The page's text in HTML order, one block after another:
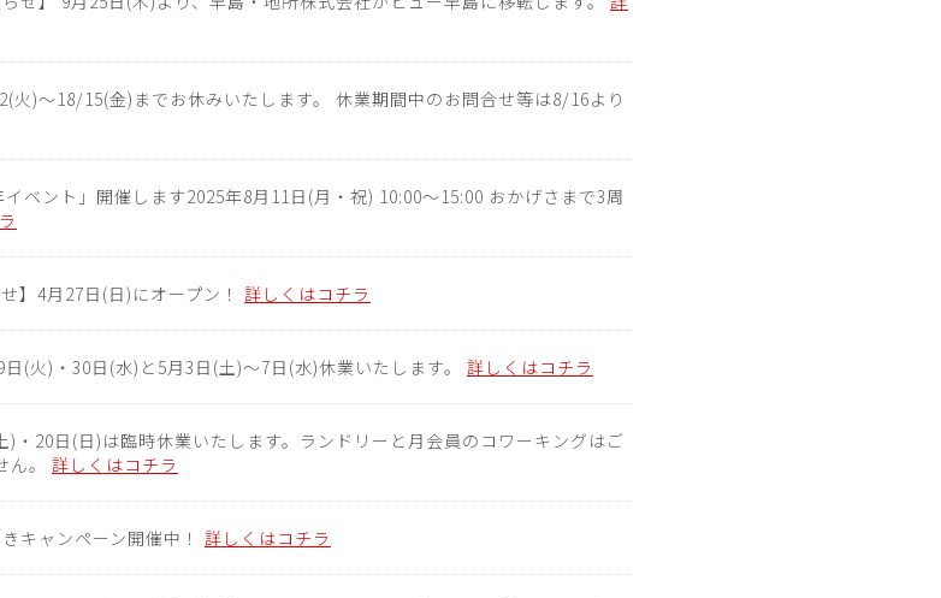
火)～18/15(金)までお休みいたします。 休業期間中のお問合せ等は8/16より
イベント」開催します2025年8月11日(月・祝) 10:00～15:00 おかげさまで3周
】4月27日(日)にオープン！ 詳しくはコチラ
日(火)・30日(水)と5月3日(土)～7日(水)休業いたします。 詳しくはコチラ
)・20日(日)は臨時休業いたします。ランドリーと月会員のコワーキングはご
。 詳しくはコチラ
キャンペーン開催中！ 詳しくはコチラ